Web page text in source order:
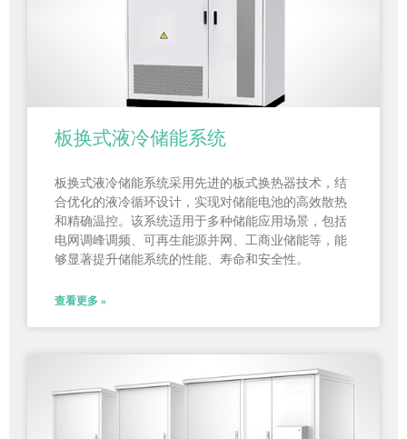
板换式液冷储能系统
板换式液冷储能系统采用先进的板式换热器技术，结
合优化的液冷循环设计，实现对储能电池的高效散热
和精确温控。该系统适用于多种储能应用场景，包括
电网调峰调频、可再生能源并网、工商业储能等，能
够显著提升储能系统的性能、寿命和安全性。
查看更多 »